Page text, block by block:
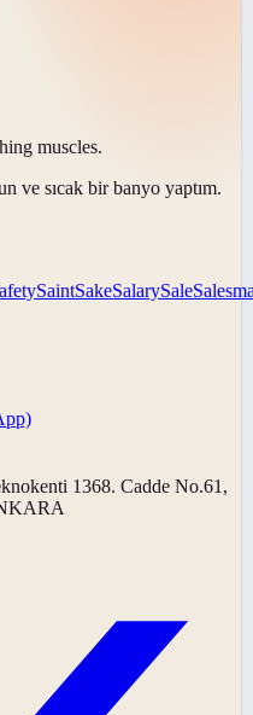
muscles.
ve sıcak bir banyo yaptım.
SaintSakeSalarySale
1368. Cadde No.61,